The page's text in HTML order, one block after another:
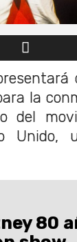
la
del
Unido,
80